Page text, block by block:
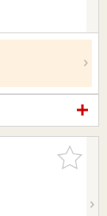
お気に入
りに追加